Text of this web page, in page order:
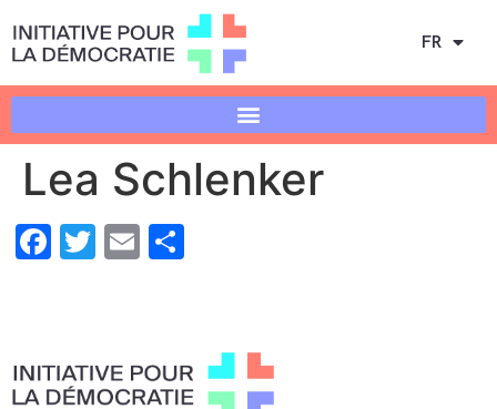
FR
Lea Schlenker
Facebook
Twitter
Email